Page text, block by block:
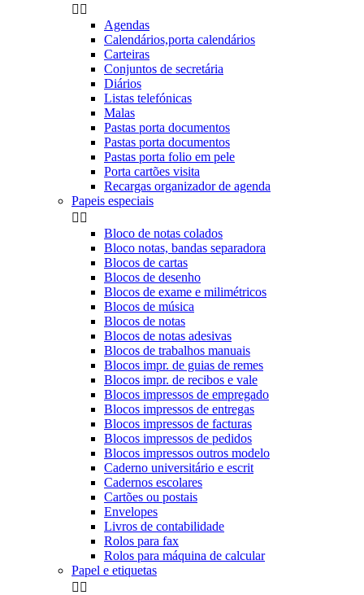
 
Agendas
Calendários,porta calendários
Carteiras
Conjuntos de secretária
Diários
Listas telefónicas
Malas
Pastas porta documentos
Pastas porta documentos
Pastas porta folio em pele
Porta cartões visita
Recargas organizador de agenda
Papeis especiais
 
Bloco de notas colados
Bloco notas, bandas separadora
Blocos de cartas
Blocos de desenho
Blocos de exame e milimétricos
Blocos de música
Blocos de notas
Blocos de notas adesivas
Blocos de trabalhos manuais
Blocos impr. de guias de remes
Blocos impr. de recibos e vale
Blocos impressos de empregado
Blocos impressos de entregas
Blocos impressos de facturas
Blocos impressos de pedidos
Blocos impressos outros modelo
Caderno universitário e escrit
Cadernos escolares
Cartões ou postais
Envelopes
Livros de contabilidade
Rolos para fax
Rolos para máquina de calcular
Papel e etiquetas
 